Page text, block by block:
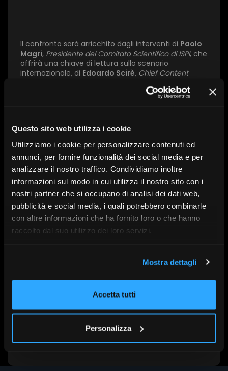
Questo sito web utilizza i cookie
Utilizziamo i cookie per personalizzare contenuti ed
annunci, per fornire funzionalità dei social media e per
analizzare il nostro traffico. Condividiamo inoltre
informazioni sul modo in cui utilizza il nostro sito con i
nostri partner che si occupano di analisi dei dati web,
pubblicità e social media, i quali potrebbero combinarle
con altre informazioni che ha fornito loro o che hanno
raccolto dal suo utilizzo dei loro servizi.
Mostra dettagli
Accetta tutti
Personalizza
Il confronto sarà arricchito dagli interventi di Paolo
Magri, Presidente del Comitato Scientifico di ISPI, che
offrirà una chiave di lettura sullo scenario
internazionale, di Edoardo Scirè, Chief Content
innovativo alla comunicazione finanziaria, e dalla
Co-Founder e Co-
sull’approccio agli investimenti in un contesto in
rapida evoluzione
Con l’intervento di:Mauro Ratto, Edoardo Scirè, Paolo
Magri, Gabriele Alberici, Alessandro Angelini
Scopri altri contenuti su FR|Vision